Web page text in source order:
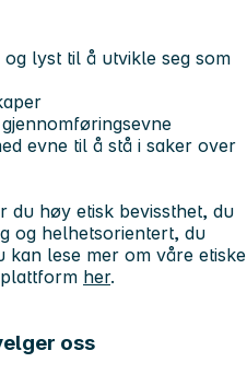
lyst til å utvikle seg som
evne til å stå i saker over
du høy etisk bevissthet, du
og helhetsorientert, du
kan lese mer om våre etiske
her.
oss